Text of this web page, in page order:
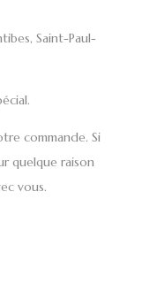
Saint-Paul-
commande. Si
quelque raison
vous.